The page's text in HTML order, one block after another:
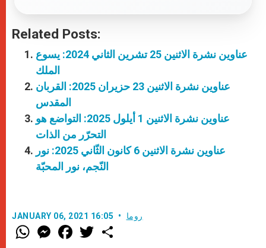
Related Posts:
عناوين نشرة الاثنين 25 تشرين الثاني 2024: يسوع
الملك
عناوين نشرة الاثنين 23 حزيران 2025: القربان
المقدس
عناوين نشرة الاثنين 1 أيلول 2025: التواضع هو
التحرّر من الذات
عناوين نشرة الاثنين 6 كانون الثّاني 2025: نور
النّجم، نور المحبّة
JANUARY 06, 2021 16:05 روما
W
h
M
e
F
a w